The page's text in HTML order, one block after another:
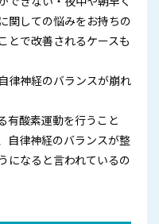
関しての悩みをお持ちの
とで改善されるケースも
律神経のバランスが崩れ
有酸素運動を行うこと
自律神経のバランスが整
になると言われているの